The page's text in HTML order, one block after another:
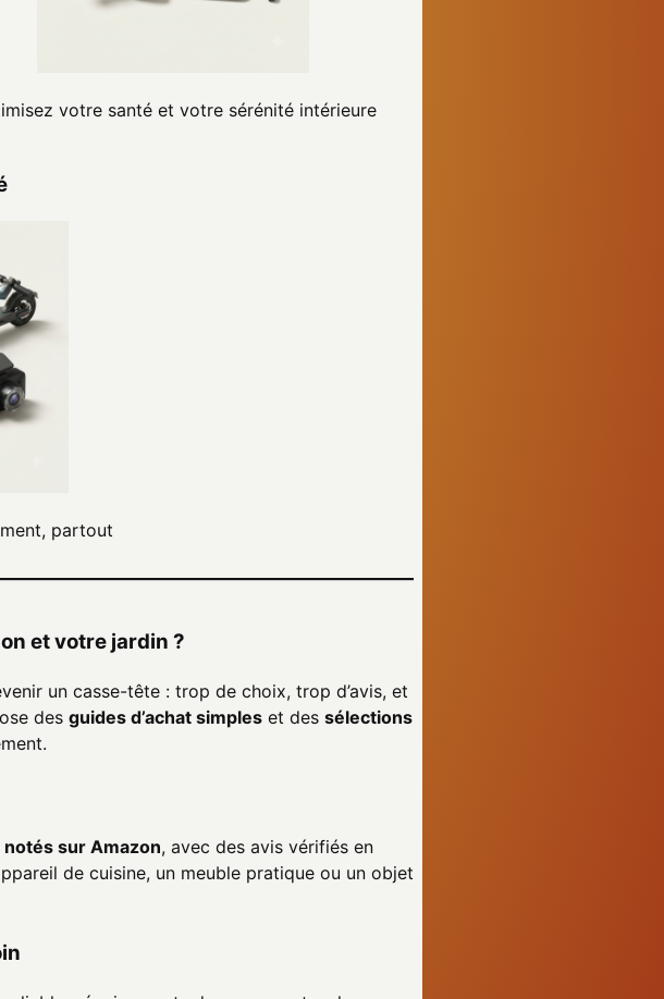
votre santé et votre sérénité intérieure
partout
et votre jardin ?
un casse-tête : trop de choix, trop d’avis, et
des guides d’achat simples et des sélections
sur Amazon, avec des avis vérifiés en
de cuisine, un meuble pratique ou un objet